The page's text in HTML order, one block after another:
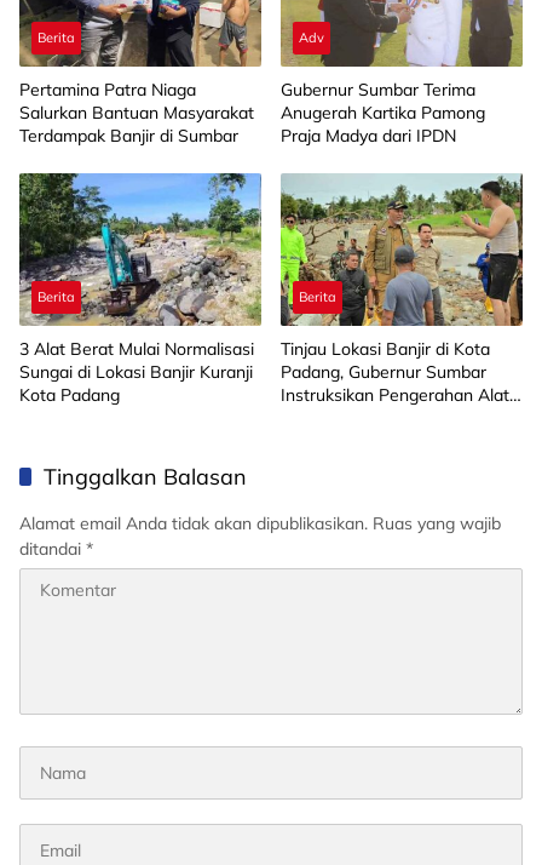
Berita
Pertamina Patra Niaga
Salurkan Bantuan Masyarakat
Terdampak Banjir di Sumbar
Adv
Gubernur Sumbar Terima
Anugerah Kartika Pamong
Praja Madya dari IPDN
Berita
3 Alat Berat Mulai Normalisasi
Sungai di Lokasi Banjir Kuranji
Kota Padang
Berita
Tinjau Lokasi Banjir di Kota
Padang, Gubernur Sumbar
Instruksikan Pengerahan Alat
Tinggalkan Balasan
Alamat email Anda tidak akan dipublikasikan. Ruas yang wajib
ditandai *